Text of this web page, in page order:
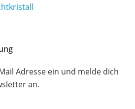
Adresse ein und melde dich
an.